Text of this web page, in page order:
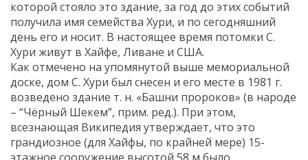
которой стояло это здание, за год до этих событий
получила имя семейства Хури, и по сегодняшний
день его и носит. В настоящее время потомки С.
Хури живут в Хайфе, Ливане и США.
Как отмечено на упомянутой выше мемориальной
доске, дом С. Хури был снесен и его месте в 1981 г.
возведено здание т. н. «Башни пророков» (в народе
– “Чёрный Шекем”, прим. ред.). При этом,
всезнающая Википедия утверждает, что это
грандиозное (для Хайфы, по крайней мере) 15-